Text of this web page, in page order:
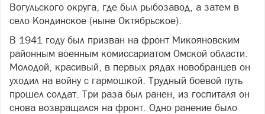
Вогульского округа, где был рыбозавод, а затем в
село Кондинское (ныне Октябрьское).
В 1941 году был призван на фронт Микояновским
районным военным комиссариатом Омской области.
Молодой, красивый, в первых рядах новобранцев он
уходил на войну с гармошкой. Трудный боевой путь
прошел солдат. Три раза был ранен, из госпиталя он
снова возвращался на фронт. Одно ранение было